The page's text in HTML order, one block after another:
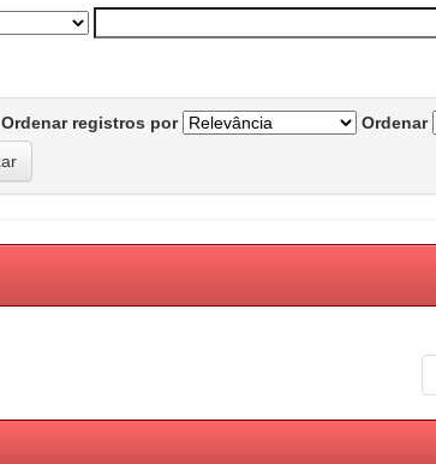
Ordenar registros por
Ordenar